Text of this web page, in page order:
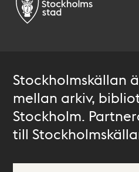
Stockholmskällan
mellan arkiv,
Stockholm.
till